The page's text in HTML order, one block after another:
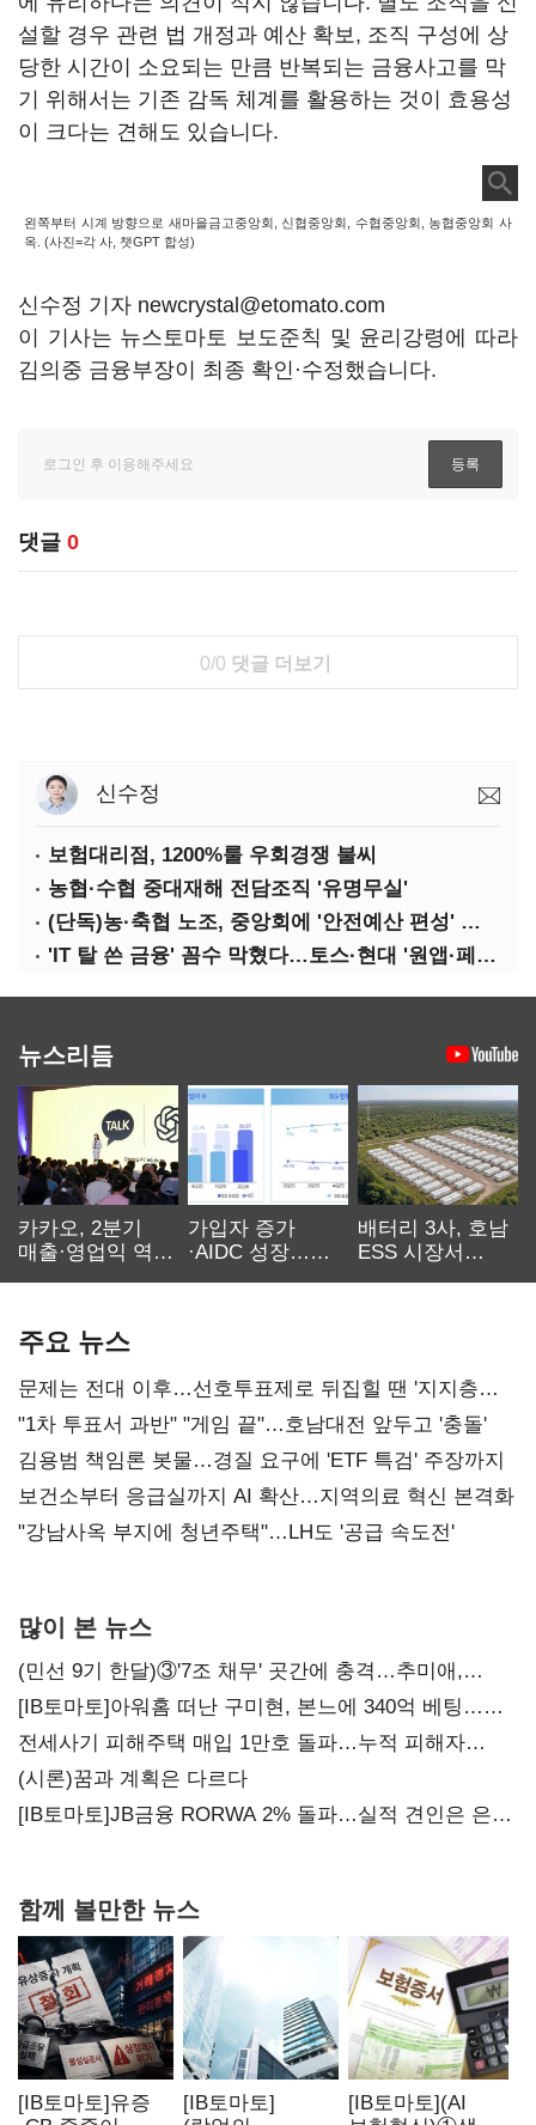
설할 경우 관련 법 개정과 예산 확보, 조직 구성에 상
당한 시간이 소요되는 만큼 반복되는 금융사고를 막
기 위해서는 기존 감독 체계를 활용하는 것이 효용성
이 크다는 견해도 있습니다.
왼쪽부터 시계 방향으로 새마을금고중앙회, 신협중앙회, 수협중앙회, 농협중앙회 사
옥. (사진=각 사, 챗GPT 합성)
신수정 기자 newcrystal@etomato.com
이 기사는 뉴스토마토 보도준칙 및 윤리강령에 따라
김의중 금융부장이 최종 확인·수정했습니다.
댓글 0
0/0 댓글 더보기
신수정
보험대리점, 1200%룰 우회경쟁 불씨
농협·수협 중대재해 전담조직 '유명무실'
(단독)농·축협 노조, 중앙회에 '안전예산 편성' 요구
'IT 탈 쓴 금융' 꼼수 막혔다…토스·현대 '원앱·페이' 전략 수정 불가피
뉴스리듬
카카오, 2분기
매출·영업익 역대
가입자 증가
·AIDC 성장…
배터리 3사, 호남
ESS 시장서
주요 뉴스
문제는 전대 이후…선호투표제로 뒤집힐 땐 '지지층
불복'
"1차 투표서 과반" "게임 끝"…호남대전 앞두고 '충돌'
김용범 책임론 봇물…경질 요구에 'ETF 특검' 주장까지
보건소부터 응급실까지 AI 확산…지역의료 혁신 본격화
"강남사옥 부지에 청년주택"…LH도 '공급 속도전'
많이 본 뉴스
(민선 9기 한달)③'7조 채무' 곳간에 충격…추미애,
20년만에 '비상재정' 선언 승부수
[IB토마토]아워홈 떠난 구미현, 본느에 340억 베팅…
가족 지배체제 구축
전세사기 피해주택 매입 1만호 돌파…누적 피해자
4만278명
(시론)꿈과 계획은 다르다
[IB토마토]JB금융 RORWA 2% 돌파…실적 견인은 은행
함께 볼만한 뉴스
[IB토마토]유증
[IB토마토]
[IB토마토](AI